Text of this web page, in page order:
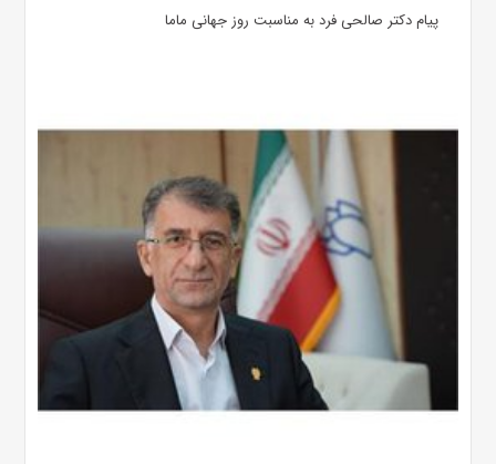
پیام دکتر صالحی فرد به مناسبت روز جهانی ماما